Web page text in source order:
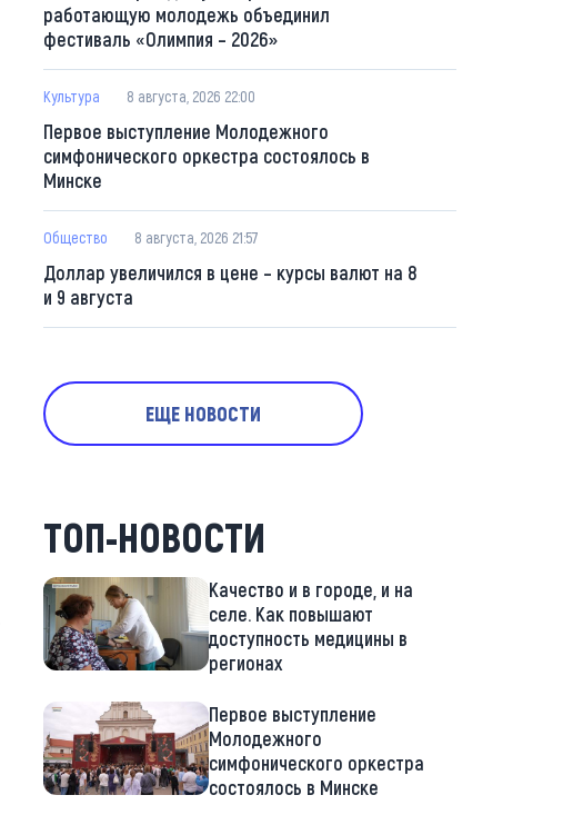
работающую молодежь объединил
фестиваль «Олимпия – 2026»
Культура 8 августа, 2026 22:00
Первое выступление Молодежного
симфонического оркестра состоялось в
Минске
Общество 8 августа, 2026 21:57
Доллар увеличился в цене – курсы валют на 8
и 9 августа
ЕЩЕ НОВОСТИ
ТОП-НОВОСТИ
Качество и в городе, и на
селе. Как повышают
доступность медицины в
регионах
Первое выступление
Молодежного
симфонического оркестра
состоялось в Минске